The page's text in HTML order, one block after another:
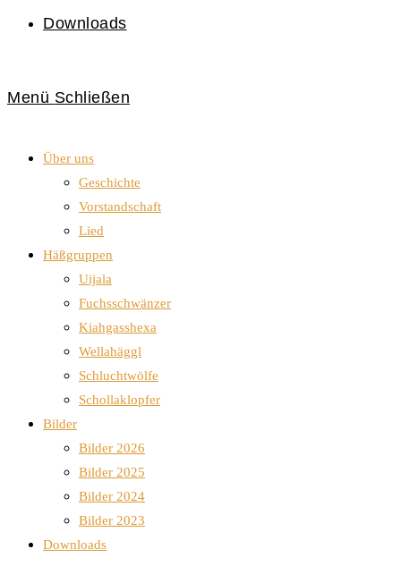
Downloads
Menü Schließen
Über uns
Geschichte
Vorstandschaft
Lied
Häßgruppen
Uijala
Fuchsschwänzer
Kiahgasshexa
Wellahäggl
Schluchtwölfe
Schollaklopfer
Bilder
Bilder 2026
Bilder 2025
Bilder 2024
Bilder 2023
Downloads